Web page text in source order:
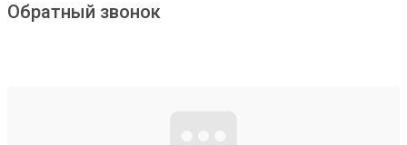
Обратный звонок